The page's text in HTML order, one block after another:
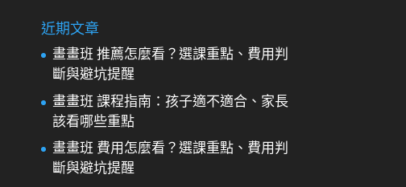
近期文章
畫畫班 推薦怎麼看？選課重點、費用判
斷與避坑提醒
畫畫班 課程指南：孩子適不適合、家長
該看哪些重點
畫畫班 費用怎麼看？選課重點、費用判
斷與避坑提醒